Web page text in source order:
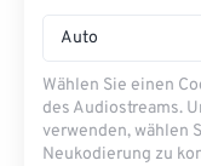
Auto
Wählen Sie einen
des Audiostreams.
verwenden, wählen
Neukodierung zu